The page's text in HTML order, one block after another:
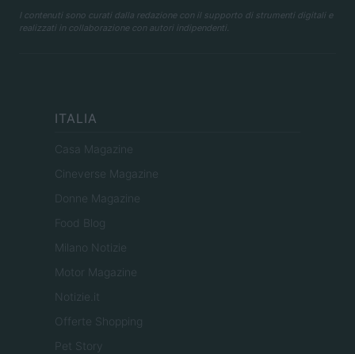
I contenuti sono curati dalla redazione con il supporto di strumenti digitali e
realizzati in collaborazione con autori indipendenti.
ITALIA
Casa Magazine
Cineverse Magazine
Donne Magazine
Food Blog
Milano Notizie
Motor Magazine
Notizie.it
Offerte Shopping
Pet Story